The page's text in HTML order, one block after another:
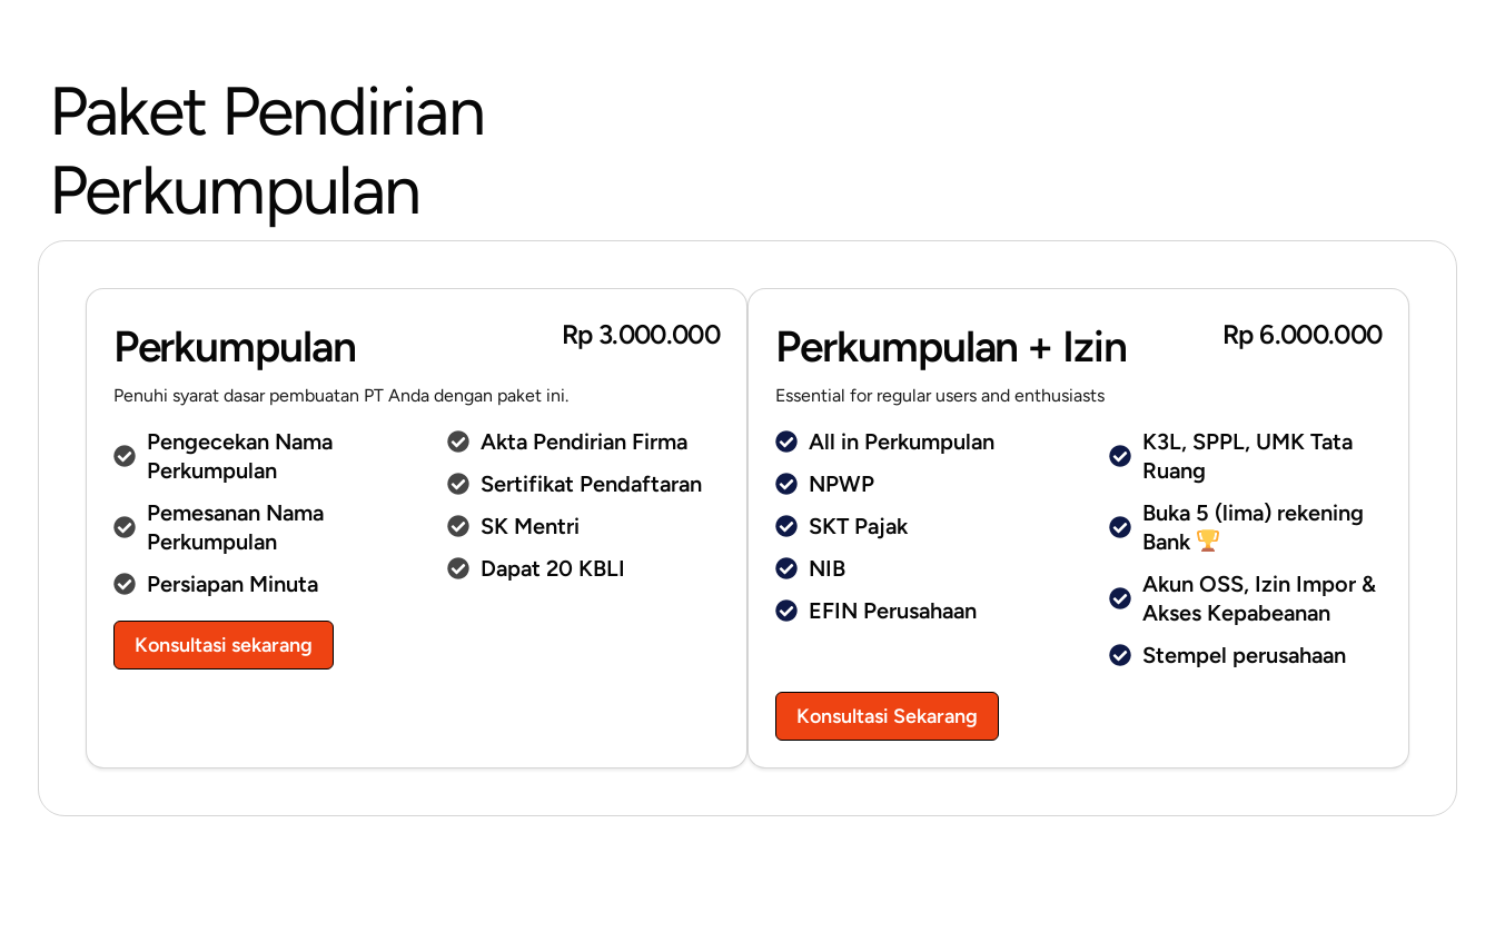
Paket Pendirian
Perkumpulan
Perkumpulan Rp 3.000.000
Penuhi syarat dasar pembuatan PT Anda dengan paket ini.
Pengecekan Nama
Perkumpulan
Pemesanan Nama
Perkumpulan
Persiapan Minuta
Akta Pendirian Firma
Sertifikat Pendaftaran
SK Mentri
Dapat 20 KBLI
Konsultasi sekarang
Perkumpulan + Izin Rp 6.000.000
Essential for regular users and enthusiasts
All in Perkumpulan
NPWP
SKT Pajak
NIB
EFIN Perusahaan
K3L, SPPL, UMK Tata
Ruang
Buka 5 (lima) rekening
Bank
Akun OSS, Izin Impor &
Akses Kepabeanan
Stempel perusahaan
Konsultasi Sekarang